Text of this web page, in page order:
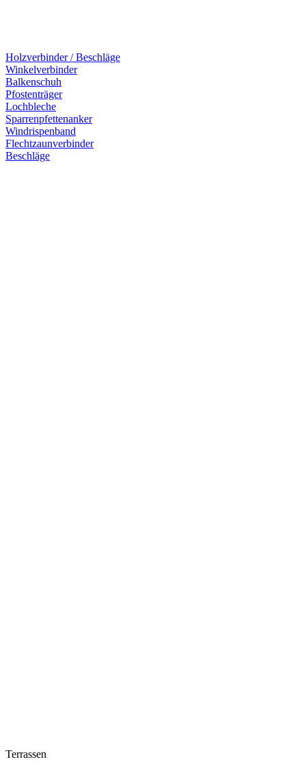
Holzverbinder / Beschläge
Winkelverbinder
Balkenschuh
Pfostenträger
Lochbleche
Sparrenpfettenanker
Windrispenband
Flechtzaunverbinder
Beschläge
Terrassen